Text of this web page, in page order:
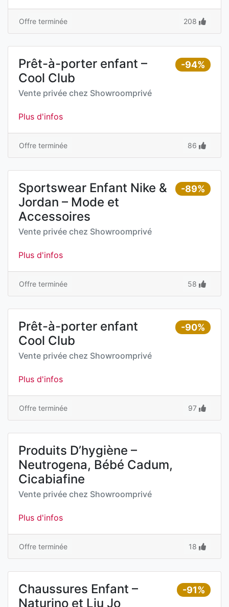
Offre terminée 208
-94%
Prêt-à-porter enfant –
Cool Club
Vente privée chez Showroomprivé
Plus d'infos
Offre terminée 86
-89%
Sportswear Enfant Nike &
Jordan – Mode et
Accessoires
Vente privée chez Showroomprivé
Plus d'infos
Offre terminée 58
-90%
Prêt-à-porter enfant
Cool Club
Vente privée chez Showroomprivé
Plus d'infos
Offre terminée 97
Produits D’hygiène –
Neutrogena, Bébé Cadum,
Cicabiafine
Vente privée chez Showroomprivé
Plus d'infos
Offre terminée 18
-91%
Chaussures Enfant –
Naturino et Liu Jo